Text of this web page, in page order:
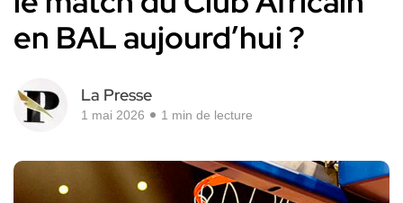
en BAL aujourd’hui ?
La Presse
1 mai 2026 1 min de lecture